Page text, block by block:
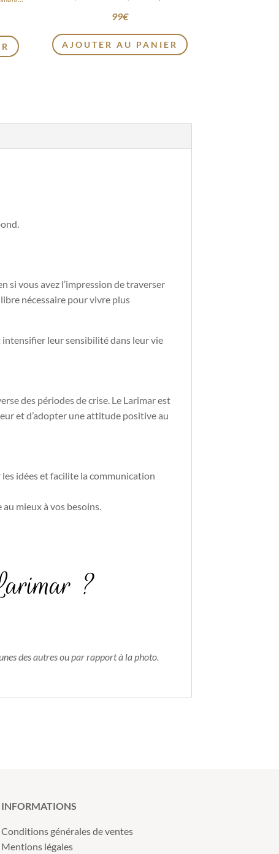
99€
AJOUTER AU PANIER
si vous avez l’impression de traverser
nécessaire pour vivre plus
leur sensibilité dans leur vie
des périodes de crise. Le Larimar est
et d’adopter une attitude positive au
idées et facilite la communication
mieux à vos besoins.
?
des autres ou par rapport à la photo.
INFORMATIONS
Conditions générales de ventes
Mentions légales